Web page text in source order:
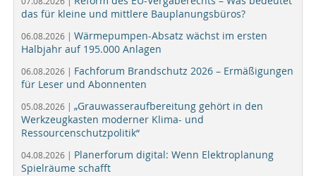
das für kleine und mittlere Bauplanungsbüros?
06.08.2026 | Wärmepumpen-Absatz wächst im ersten
Halbjahr auf 195.000 Anlagen
06.08.2026 | Fachforum Brandschutz 2026 – Ermäßigungen
für Leser und Abonnenten
05.08.2026 | „Grauwasseraufbereitung gehört in den
Werkzeugkasten moderner Klima- und
Ressourcenschutzpolitik“
04.08.2026 | Planerforum digital: Wenn Elektroplanung
Spielräume schafft